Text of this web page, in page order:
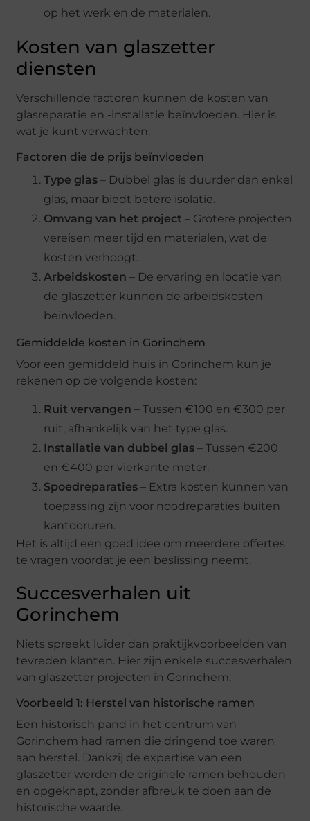
op het werk en de materialen.
Kosten van glaszetter
diensten
Verschillende factoren kunnen de kosten van
glasreparatie en -installatie beïnvloeden. Hier is
wat je kunt verwachten:
Factoren die de prijs beïnvloeden
Type glas – Dubbel glas is duurder dan enkel
glas, maar biedt betere isolatie.
Omvang van het project – Grotere projecten
vereisen meer tijd en materialen, wat de
kosten verhoogt.
Arbeidskosten – De ervaring en locatie van
de glaszetter kunnen de arbeidskosten
beïnvloeden.
Gemiddelde kosten in Gorinchem
Voor een gemiddeld huis in Gorinchem kun je
rekenen op de volgende kosten:
Ruit vervangen – Tussen €100 en €300 per
ruit, afhankelijk van het type glas.
Installatie van dubbel glas – Tussen €200
en €400 per vierkante meter.
Spoedreparaties – Extra kosten kunnen van
toepassing zijn voor noodreparaties buiten
kantooruren.
Het is altijd een goed idee om meerdere offertes
te vragen voordat je een beslissing neemt.
Succesverhalen uit
Gorinchem
Niets spreekt luider dan praktijkvoorbeelden van
tevreden klanten. Hier zijn enkele succesverhalen
van glaszetter projecten in Gorinchem:
Voorbeeld 1: Herstel van historische ramen
Een historisch pand in het centrum van
Gorinchem had ramen die dringend toe waren
aan herstel. Dankzij de expertise van een
glaszetter werden de originele ramen behouden
en opgeknapt, zonder afbreuk te doen aan de
historische waarde.